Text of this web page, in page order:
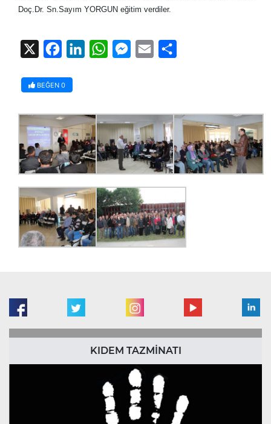
Doç.Dr. Sn.Sayım YORGUN eğitim verdiler.
FacebookLinkedInWhatsAppMessenger
Email
BEĞEN 0
KIDEM TAZMİNATI